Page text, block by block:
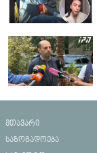
მთავარი
საზოგადოება